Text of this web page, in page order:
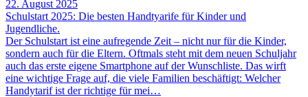
22. August 2025
Schulstart 2025: Die besten Handtyarife für Kinder und
Jugendliche.
Der Schulstart ist eine aufregende Zeit – nicht nur für die Kinder,
sondern auch für die Eltern. Oftmals steht mit dem neuen Schuljahr
auch das erste eigene Smartphone auf der Wunschliste. Das wirft
eine wichtige Frage auf, die viele Familien beschäftigt: Welcher
Handytarif ist der richtige für mei…